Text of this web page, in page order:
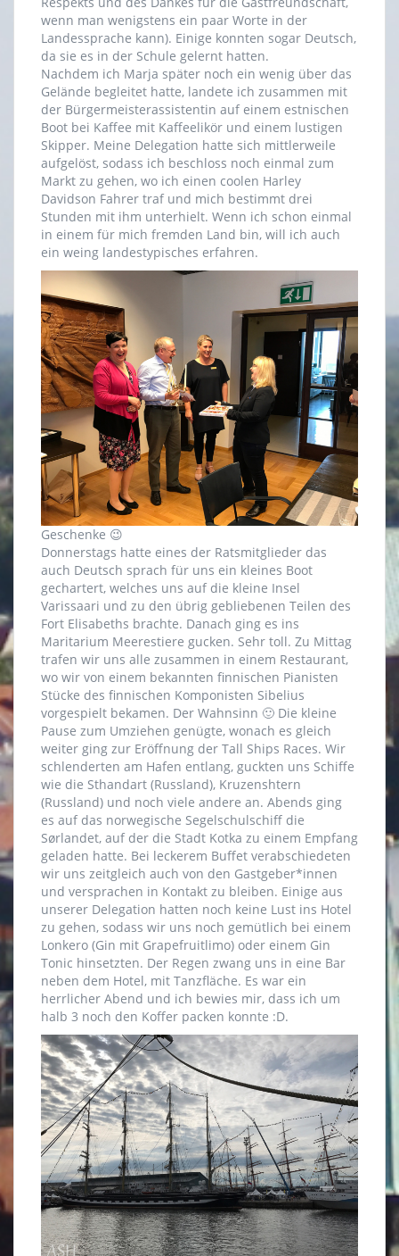
wenn man wenigstens ein paar Worte in der
Landessprache kann). Einige konnten sogar Deutsch,
da sie es in der Schule gelernt hatten.
Nachdem ich Marja später noch ein wenig über das
Gelände begleitet hatte, landete ich zusammen mit
der Bürgermeisterassistentin auf einem estnischen
Boot bei Kaffee mit Kaffeelikör und einem lustigen
Skipper. Meine Delegation hatte sich mittlerweile
aufgelöst, sodass ich beschloss noch einmal zum
Markt zu gehen, wo ich einen coolen Harley
Davidson Fahrer traf und mich bestimmt drei
Stunden mit ihm unterhielt. Wenn ich schon einmal
in einem für mich fremden Land bin, will ich auch
ein weing landestypisches erfahren.
Geschenke 😉
Donnerstags hatte eines der Ratsmitglieder das
auch Deutsch sprach für uns ein kleines Boot
gechartert, welches uns auf die kleine Insel
Varissaari und zu den übrig gebliebenen Teilen des
Fort Elisabeths brachte. Danach ging es ins
Maritarium Meerestiere gucken. Sehr toll. Zu Mittag
trafen wir uns alle zusammen in einem Restaurant,
wo wir von einem bekannten finnischen Pianisten
Stücke des finnischen Komponisten Sibelius
vorgespielt bekamen. Der Wahnsinn 🙂 Die kleine
Pause zum Umziehen genügte, wonach es gleich
weiter ging zur Eröffnung der Tall Ships Races. Wir
schlenderten am Hafen entlang, guckten uns Schiffe
wie die Sthandart (Russland), Kruzenshtern
(Russland) und noch viele andere an. Abends ging
es auf das norwegische Segelschulschiff die
Sørlandet, auf der die Stadt Kotka zu einem Empfang
geladen hatte. Bei leckerem Buffet verabschiedeten
wir uns zeitgleich auch von den Gastgeber*innen
und versprachen in Kontakt zu bleiben. Einige aus
unserer Delegation hatten noch keine Lust ins Hotel
zu gehen, sodass wir uns noch gemütlich bei einem
Lonkero (Gin mit Grapefruitlimo) oder einem Gin
Tonic hinsetzten. Der Regen zwang uns in eine Bar
neben dem Hotel, mit Tanzfläche. Es war ein
herrlicher Abend und ich bewies mir, dass ich um
halb 3 noch den Koffer packen konnte :D.